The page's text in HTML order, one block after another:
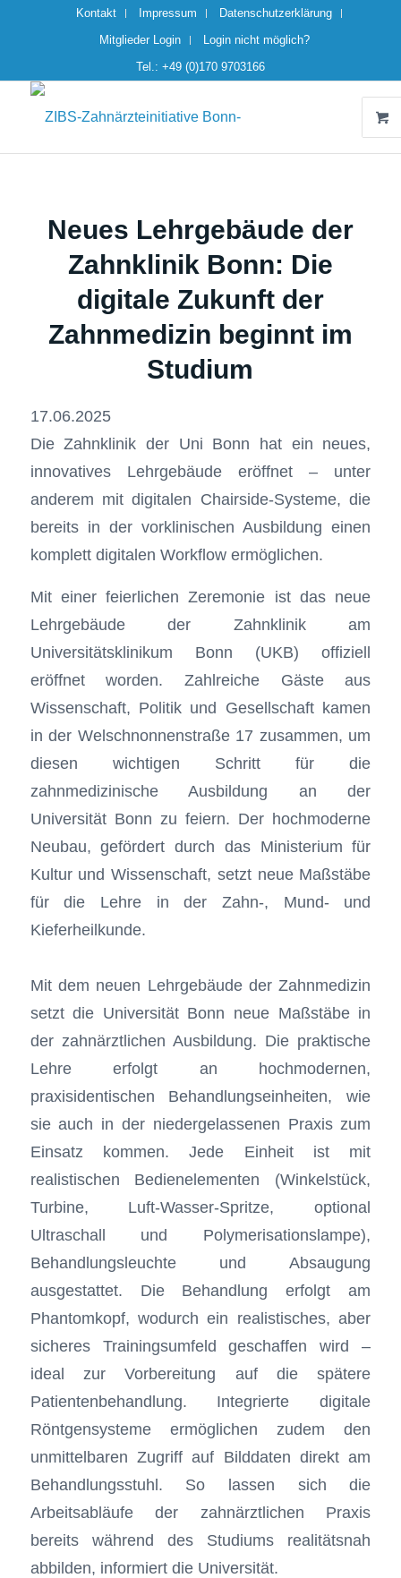
Kontakt Impressum
Datenschutzerklärung
Mitglieder Login
Login nicht möglich?
Tel.: +49 (0)170 9703166
Neues Lehrgebäude der
Zahnklinik Bonn: Die
digitale Zukunft der
Zahnmedizin beginnt im
Studium
17.06.2025
Die Zahnklinik der Uni Bonn hat ein neues,
innovatives Lehrgebäude eröffnet – unter
anderem mit digitalen Chairside-Systeme, die
bereits in der vorklinischen Ausbildung einen
komplett digitalen Workflow ermöglichen.
Mit einer feierlichen Zeremonie ist das neue
Lehrgebäude der Zahnklinik am
Universitätsklinikum Bonn (UKB) offiziell
eröffnet worden. Zahlreiche Gäste aus
Wissenschaft, Politik und Gesellschaft kamen
in der Welschnonnenstraße 17 zusammen, um
diesen wichtigen Schritt für die
zahnmedizinische Ausbildung an der
Universität Bonn zu feiern. Der hochmoderne
Neubau, gefördert durch das Ministerium für
Kultur und Wissenschaft, setzt neue Maßstäbe
für die Lehre in der Zahn-, Mund- und
Kieferheilkunde.
Mit dem neuen Lehrgebäude der Zahnmedizin
setzt die Universität Bonn neue Maßstäbe in
der zahnärztlichen Ausbildung. Die praktische
Lehre erfolgt an hochmodernen,
praxisidentischen Behandlungseinheiten, wie
sie auch in der niedergelassenen Praxis zum
Einsatz kommen. Jede Einheit ist mit
realistischen Bedienelementen (Winkelstück,
Turbine, Luft-Wasser-Spritze, optional
Ultraschall und Polymerisationslampe),
Behandlungsleuchte und Absaugung
ausgestattet. Die Behandlung erfolgt am
Phantomkopf, wodurch ein realistisches, aber
sicheres Trainingsumfeld geschaffen wird –
ideal zur Vorbereitung auf die spätere
Patientenbehandlung. Integrierte digitale
Röntgensysteme ermöglichen zudem den
unmittelbaren Zugriff auf Bilddaten direkt am
Behandlungsstuhl. So lassen sich die
Arbeitsabläufe der zahnärztlichen Praxis
bereits während des Studiums realitätsnah
abbilden, informiert die Universität.